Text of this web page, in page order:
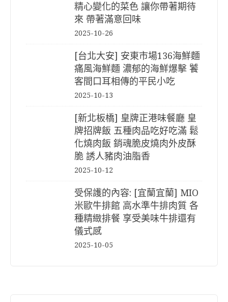
精心變化的菜色 讓你帶著期待
來 帶著滿意回味
2025-10-26
[台北大安] 安東市場136海鮮麵
痛風海鮮麵 濃郁的海鮮爆擊 饕
客間口耳相傳的平民小吃
2025-10-13
[新北板橋] 皇牌正港味餐廳 皇
牌招牌飯 五種肉品吃好吃滿 鬆
化燒肉飯 銷魂脆皮燒肉外皮酥
脆 誘人豬肉油脂香
2025-10-12
受保護的內容: [宜蘭宜蘭] MIO
米歐牛排館 高水準牛排肉質 各
種精緻排餐 享受美味牛排還有
儀式感
2025-10-05